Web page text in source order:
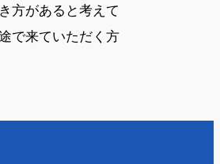
方があると考えて
で来ていただく方